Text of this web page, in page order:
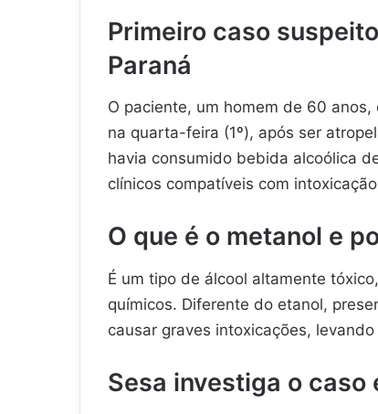
Primeiro caso
Paraná
O paciente, um homem de 60
na quarta-feira (1º), após ser
havia consumido bebida alcoólica
clínicos compatíveis com
O que é o metanol e
É um tipo de álcool altamente
químicos. Diferente do etanol,
causar graves intoxicações,
Sesa investiga o caso